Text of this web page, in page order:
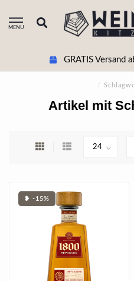
MENU
GRATIS Versand
/
Artikel mit
❥ -15%